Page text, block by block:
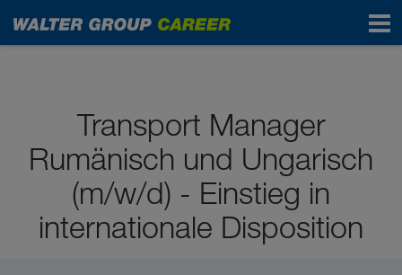
Pupils / School graduates
Transport Manager
Rumänisch und Ungarisch
(m/w/d) - Einstieg in
internationale Disposition